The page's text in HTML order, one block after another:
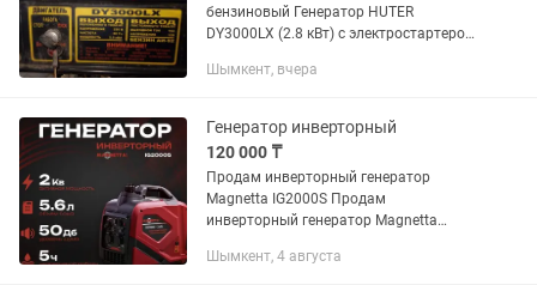
бензиновый Генератор HUTER
DY3000LX (2.8 кВт) с электростартером
состоянии. Был приобретен за 150 000,
Шымкент, вчера
Генератор инверторный
120 000 ₸
Продам инверторный генератор
Magnetta IG2000S Продам
инверторный генератор Magnetta
Пользовался всего один раз для
Шымкент, 4 августа